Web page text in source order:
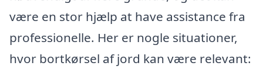
være en stor hjælp at have assistance fra
professionelle. Her er nogle situationer,
hvor bortkørsel af jord kan være relevant: